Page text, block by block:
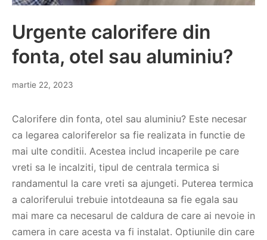
Urgente calorifere din
fonta, otel sau aluminiu?
martie 22, 2023
Calorifere din fonta, otel sau aluminiu? Este necesar
ca legarea caloriferelor sa fie realizata in functie de
mai ulte conditii. Acestea includ incaperile pe care
vreti sa le incalziti, tipul de centrala termica si
randamentul la care vreti sa ajungeti. Puterea termica
a caloriferului trebuie intotdeauna sa fie egala sau
mai mare ca necesarul de caldura de care ai nevoie in
camera in care acesta va fi instalat. Optiunile din care